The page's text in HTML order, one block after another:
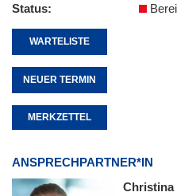
Status
WARTELISTE
NEUER TERMIN
MERKZETTEL
ANSPRECHPARTNER*IN
Christina